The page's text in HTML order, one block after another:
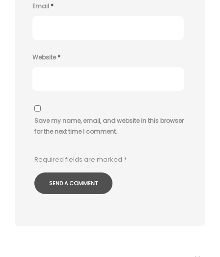
Email*
Website*
Save my name, email, and website in this browser
for the next time I comment.
Required fields are marked *